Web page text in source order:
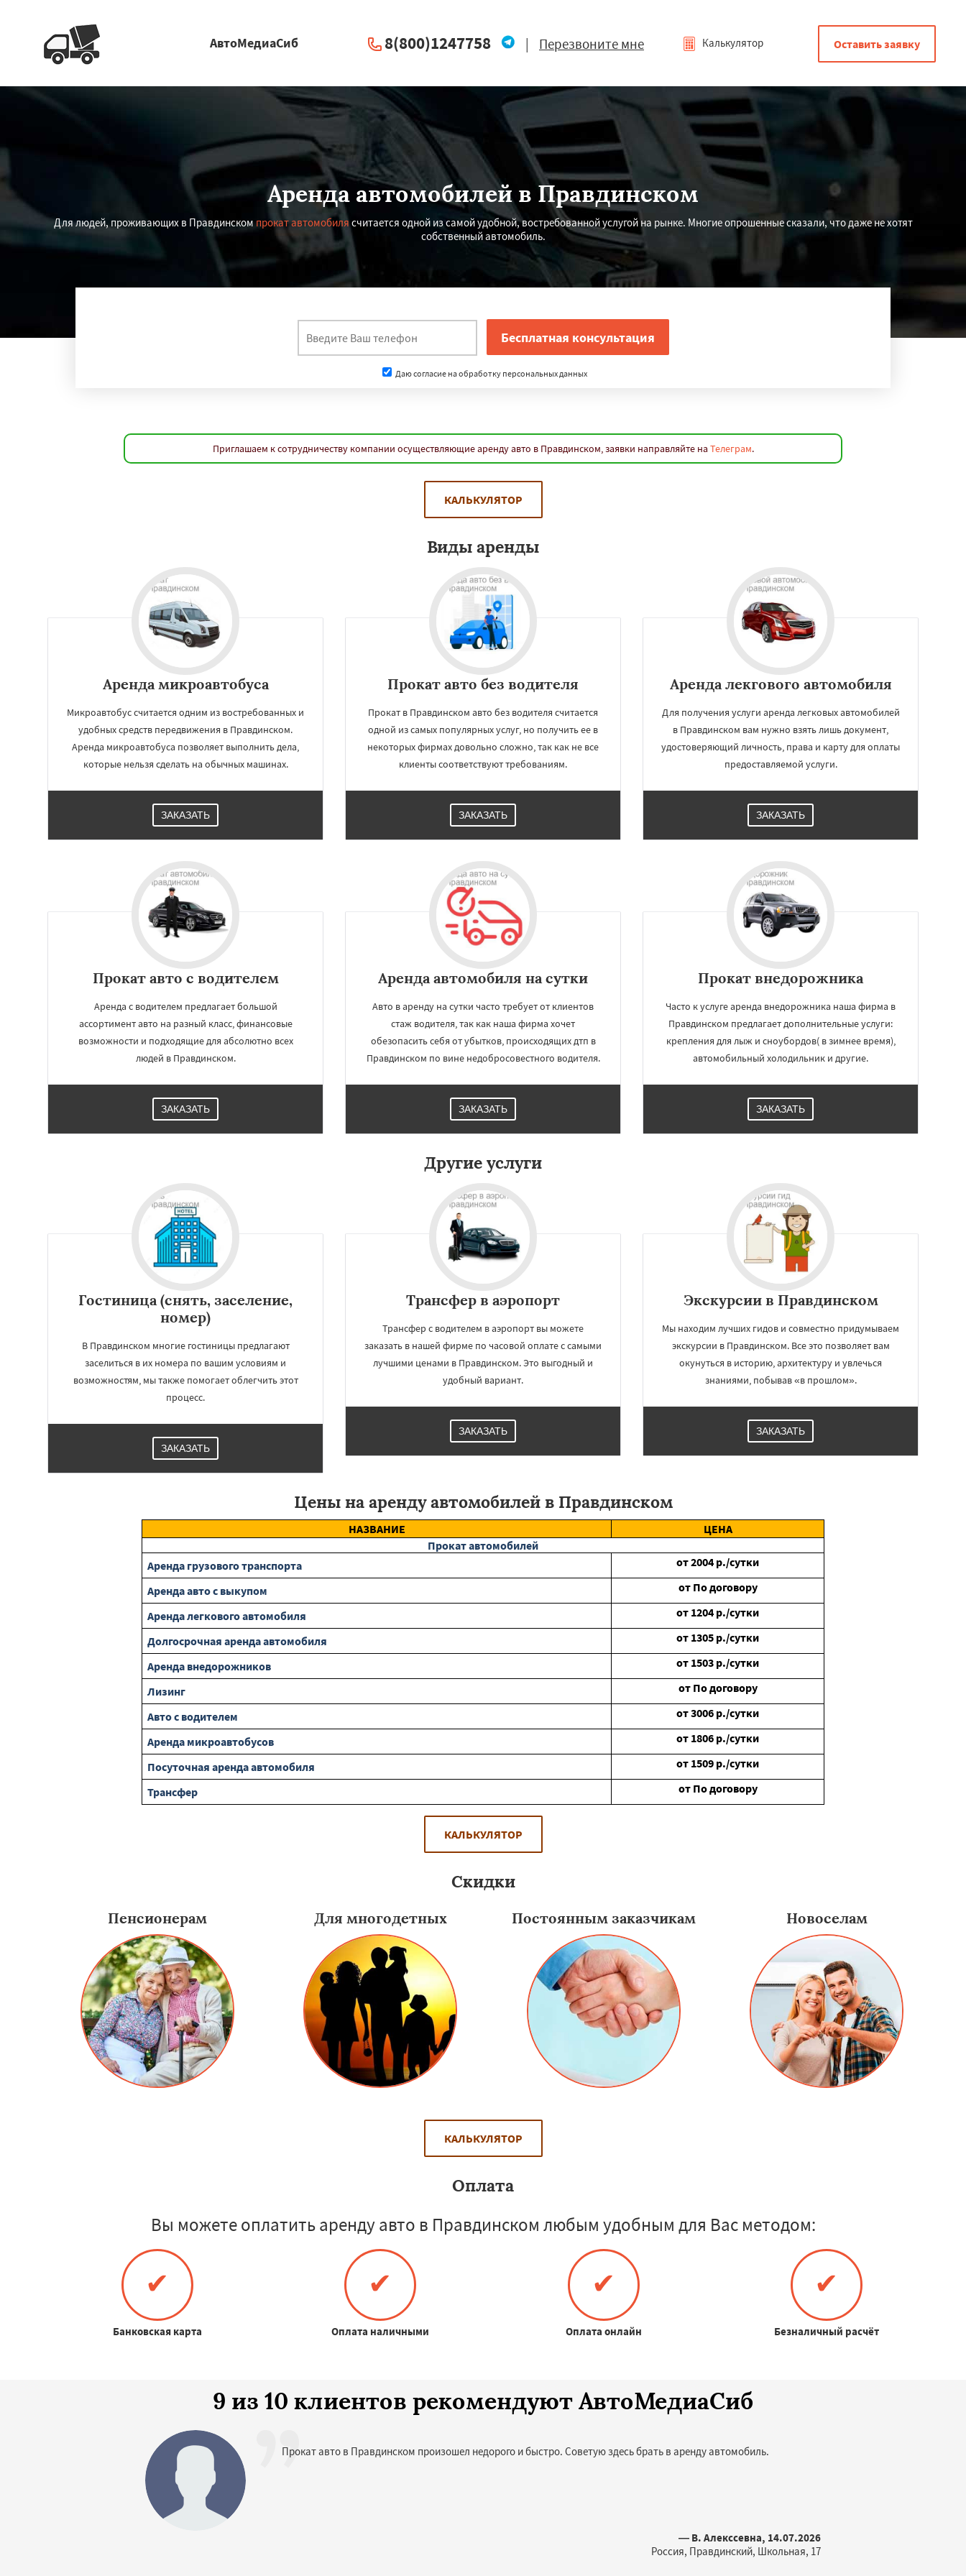
×
Удельная
Фосфоритный
АвтоМедиаСиб 8(800)1247758 | Перезвоните мне Калькулятор Оставить заявку
Аренда автомобилей в Правдинском
Для людей, проживающих в Правдинском прокат автомобилясчитается одной из самой удобной, востребованной услугой на рынке. Многие опрошенные сказали, что даже не хотят
собственный автомобиль.
Даю согласие на обработку персональных данных
Приглашаем к сотрудничеству компании осуществляющие аренду авто в Правдинском, заявки направляйте на Телеграм.
КАЛЬКУЛЯТОР
Виды аренды
Аренда микроавтобуса
Микроавтобус считается одним из востребованных и
удобных средств передвижения в Правдинском.
Аренда микроавтобуса позволяет выполнить дела,
которые нельзя сделать на обычных машинах.
ЗАКАЗАТЬ
Прокат авто без водителя
Прокат в Правдинском авто без водителя считается
одной из самых популярных услуг, но получить ее в
некоторых фирмах довольно сложно, так как не все
клиенты соответствуют требованиям.
ЗАКАЗАТЬ
Аренда лекгового автомобиля
Для получения услуги аренда легковых автомобилей
в Правдинском вам нужно взять лишь документ,
удостоверяющий личность, права и карту для оплаты
предоставляемой услуги.
ЗАКАЗАТЬ
Прокат авто с водителем
Аренда с водителем предлагает большой
ассортимент авто на разный класс, финансовые
возможности и подходящие для абсолютно всех
людей в Правдинском.
ЗАКАЗАТЬ
Аренда автомобиля на сутки
Авто в аренду на сутки часто требует от клиентов
стаж водителя, так как наша фирма хочет
обезопасить себя от убытков, происходящих дтп в
Правдинском по вине недобросовестного водителя.
ЗАКАЗАТЬ
Прокат внедорожника
Часто к услуге аренда внедорожника наша фирма в
Правдинском предлагает дополнительные услуги:
крепления для лыж и сноубордов( в зимнее время),
автомобильный холодильник и другие.
ЗАКАЗАТЬ
Другие услуги
Гостиница (снять, заселение,
номер)
В Правдинском многие гостиницы предлагают
заселиться в их номера по вашим условиям и
возможностям, мы также помогает облегчить этот
процесс.
ЗАКАЗАТЬ
Трансфер в аэропорт
Трансфер с водителем в аэропорт вы можете
заказать в нашей фирме по часовой оплате с самыми
лучшими ценами в Правдинском. Это выгодный и
удобный вариант.
ЗАКАЗАТЬ
Экскурсии в Правдинском
Мы находим лучших гидов и совместно придумываем
экскурсии в Правдинском. Все это позволяет вам
окунуться в историю, архитектуру и увлечься
знаниями, побывав «в прошлом».
ЗАКАЗАТЬ
Цены на аренду автомобилей в Правдинском
НАЗВАНИЕ
ЦЕНА
Прокат автомобилей
Аренда грузового транспорта
от2004 р./сутки
Аренда авто с выкупом
от По договору
Аренда легкового автомобиля
от 1204 р./сутки
Долгосрочная аренда автомобиля
от 1305 р./сутки
Аренда внедорожников
от 1503 р./сутки
Лизинг
от По договору
Авто с водителем
от3006 р./сутки
Аренда микроавтобусов
от 1806 р./сутки
Посуточная аренда автомобиля
от 1509 р./сутки
Трансфер
от По договору
КАЛЬКУЛЯТОР
Скидки
Пенсионерам Для многодетных Постоянным заказчикам Новоселам
КАЛЬКУЛЯТОР
Оплата
Вы можете оплатить аренду авто в Правдинском любым удобным для Вас методом:
✔
Банковская карта
✔
Оплата наличными
✔
Оплата онлайн
✔
Безналичный расчёт
9 из 10 клиентов рекомендуют АвтоМедиаСиб
Прокат авто в Правдинском произошел недорого и быстро. Советую здесь брать в аренду автомобиль.
— В. Алекссевна, 14.07.2026
Россия, Правдинский, Школьная, 17
×